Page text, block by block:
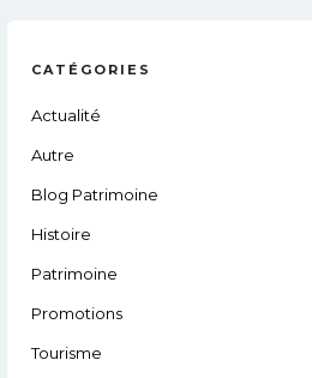
CATÉGORIES
Actualité
Autre
Blog Patrimoine
Histoire
Patrimoine
Promotions
Tourisme